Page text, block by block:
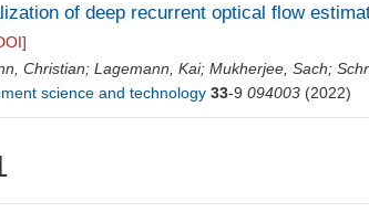
of deep recurrent optical flow
Christian;Lagemann, Kai;Mukherjee, Sach;
science and technology 33-9 094003 (2022)